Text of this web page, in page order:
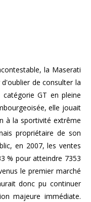
la Maserati
de consulter la
GT en pleine
elle jouait
à la sportivité extrême
propriétaire de son
en 2007, les ventes
% pour atteindre 7353
le premier marché
donc pu continuer
majeure immédiate.